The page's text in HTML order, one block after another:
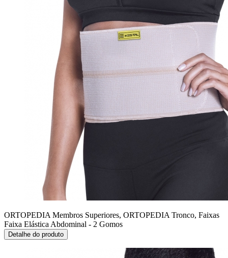
ORTOPEDIA Membros Superiores, ORTOPEDIA Tronco, Faixas
Faixa Elástica Abdominal - 2 Gomos
Detalhe do produto